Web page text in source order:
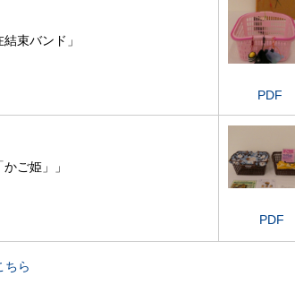
束バンド」
PDF
ご姫」」
PDF
ちら